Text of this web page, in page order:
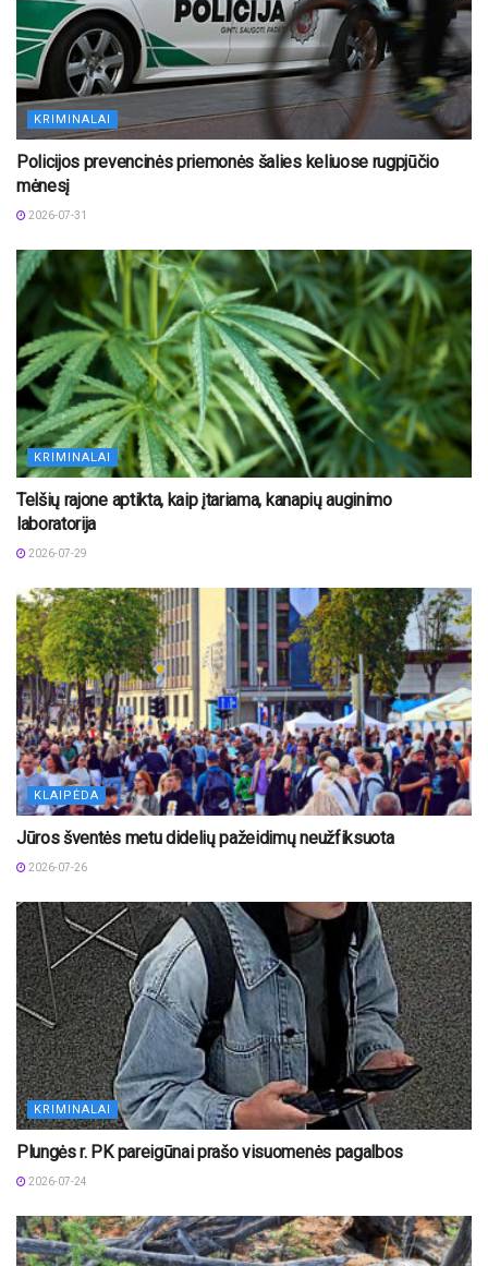
KRIMINALAI
Policijos prevencinės priemonės šalies keliuose rugpjūčio
mėnesį
2026-07-31
KRIMINALAI
Telšių rajone aptikta, kaip įtariama, kanapių auginimo
laboratorija
2026-07-29
KLAIPĖDA
Jūros šventės metu didelių pažeidimų neužfiksuota
2026-07-26
KRIMINALAI
Plungės r. PK pareigūnai prašo visuomenės pagalbos
2026-07-24